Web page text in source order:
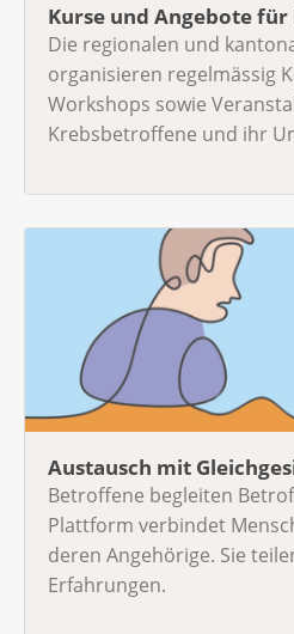
Kurse und Angebote
Die regionalen und
organisieren regelmässig
Workshops sowie
Krebsbetroffene und ihr
Austausch mit
Betroffene begleiten
Plattform verbindet
deren Angehörige. Sie
Erfahrungen.